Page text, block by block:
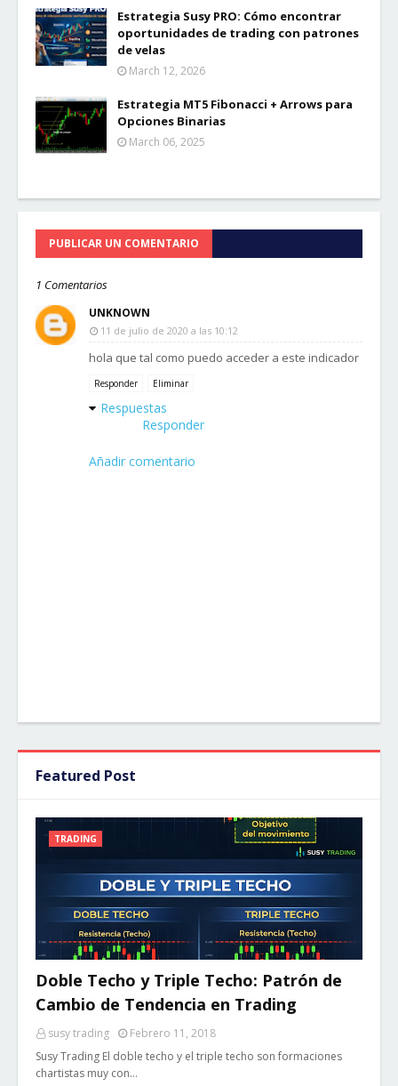
Estrategia Susy PRO: Cómo encontrar
oportunidades de trading con patrones
de velas
March 12, 2026
Estrategia MT5 Fibonacci + Arrows para
Opciones Binarias
March 06, 2025
PUBLICAR UN COMENTARIO
1 Comentarios
UNKNOWN
11 de julio de 2020 a las 10:12
hola que tal como puedo acceder a este indicador
Responder Eliminar
Respuestas
Responder
Añadir comentario
Featured Post
TRADING
Doble Techo y Triple Techo: Patrón de
Cambio de Tendencia en Trading
susy trading
Febrero 11, 2018
Susy Trading El doble techo y el triple techo son formaciones
chartistas muy con…